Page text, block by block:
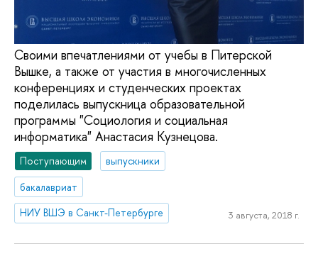
Своими впечатлениями от учебы в Питерской
Вышке, а также от участия в многочисленных
конференциях и студенческих проектах
поделилась выпускница образовательной
программы "Социология и социальная
информатика" Анастасия Кузнецова.
Поступающим
выпускники
бакалавриат
НИУ ВШЭ в Санкт-Петербурге
3 августа, 2018 г.